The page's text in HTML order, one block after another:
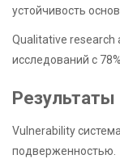
устойчивость
Qualitative research
исследований с
Результаты
Vulnerability
подверженностью.